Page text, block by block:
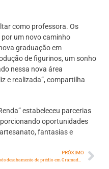
como professora. Os
um novo caminho
graduação em
de figurinos, um sonho
nessa nova área
e realizada”, compartilha
estabeleceu parcerias
oportunidades
fantasias e
PRÓXIMO